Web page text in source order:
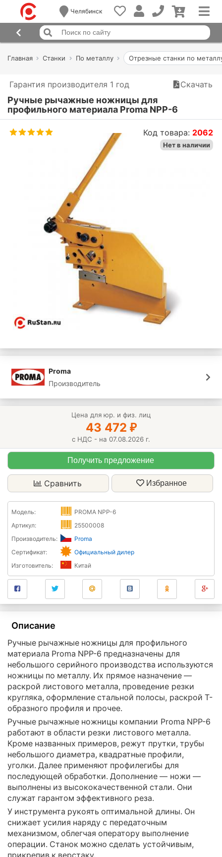
Челябинск
Главная Станки По металлу Отрезные станки по
Гарантия производителя 1 год Скачать
Ручные рычажные ножницы для
профильного материала Proma NPP-6
Код товара: 2062
Нет в наличии
Proma
Производитель
Цена для юр. и физ. лиц
43 472 ₽
с НДС - на 07.08.2026 г.
Получить предложение
Сравнить Избранное
Модель:
PROMA NPP-6
Артикул:
25500008
Производитель:
Proma
Сертификат:
Официальный дилер
Изготовитель:
Китай
Описание
Ручные рычажные ножницы для профильного
материала Proma NPP-6 предназначены для
небольшого серийного производства используются
ножницы по металлу. Их прямое назначение —
раскрой листового металла, проведение резки
кругляка, оформление стальной полосы, раскрой Т-
образного профиля и прочее.
Ручные рычажные ножницы компании Proma NPP-6
работают в области резки листового металла.
Кроме названных примеров, режут прутки, трубы
небольшого диаметра, квадратные профили,
уголки. Далее применяют профилегибы для
последующей обработки. Дополнение — ножи —
выполнены из высококачественной стали. Они
служат гарантом эффективного реза.
У инструмента рукоять оптимальной длины. Он
снижает усилия наряду с передаточным
механизмом, облегчая оператору выполнение
операции. Станок можно сделать устойчивым,